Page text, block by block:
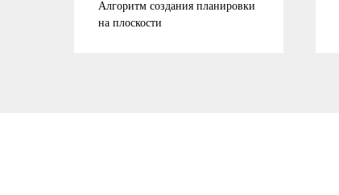
Алгоритм создания планировки
на плоскости